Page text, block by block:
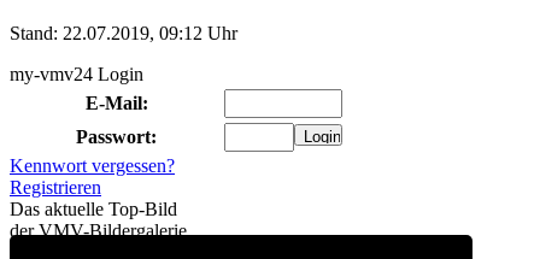
Stand: 22.07.2019, 09:12 Uhr
my-vmv24 Login
E-Mail:
Passwort:
Kennwort vergessen?
Registrieren
Das aktuelle Top-Bild
der VMV-Bildergalerie